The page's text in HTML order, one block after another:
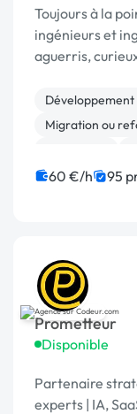
Toujours à la
ingénieurs et
aguerris,
breton
Développement
Migration ou
WooCommerce
60 €/h 95
Prometteur
Disponible
Partenaire
experts | IA,